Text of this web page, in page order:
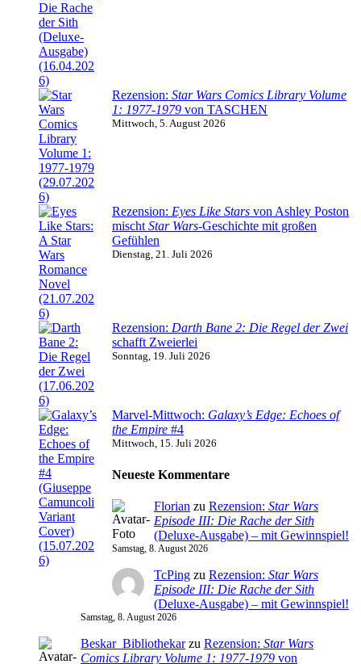
Rezension: Star Wars Comics Library Volume
1: 1977-1979 von TASCHEN
Mittwoch, 5. August 2026
Rezension: Eyes Like Stars von Ashley Poston
mischt Star Wars-Geschichte mit großen
Gefühlen
Dienstag, 21. Juli 2026
Rezension: Darth Bane 2: Die Regel der Zwei
schafft Zweierlei
Sonntag, 19. Juli 2026
Marvel-Mittwoch: Galaxy’s Edge: Echoes of
the Empire #4
Mittwoch, 15. Juli 2026
Neueste Kommentare
Florian zu Rezension: Star Wars
Episode III: Die Rache der Sith
(Deluxe-Ausgabe) – mit Gewinnspiel!
Samstag, 8. August 2026
TcPing zu Rezension: Star Wars
Episode III: Die Rache der Sith
(Deluxe-Ausgabe) – mit Gewinnspiel!
Samstag, 8. August 2026
Beskar_Bibliothekarzu Rezension: Star Wars
Comics Library Volume 1: 1977-1979 von